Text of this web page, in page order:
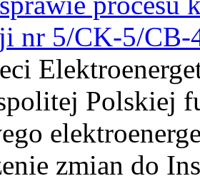
nr 5/CK-5/CB-
Polskiej
zmian do